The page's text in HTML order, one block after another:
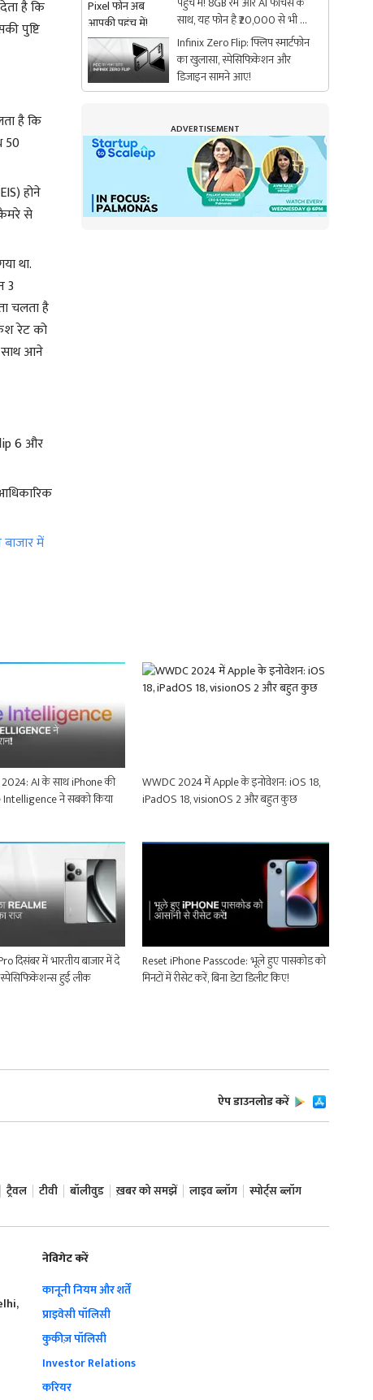
है कि
पुष्टि
है कि
50
होने
से
था.
3
चलता है
रेट को
साथ आने
6 और
में
साथ, यह फोन है ₹20,000 से भी कम
में
Infinix Zero Flip: फ्लिप स्मार्टफोन
का खुलासा, स्पेसिफिकेशन और
डिजाइन सामने आए!
ADVERTISEMENT
AI के साथ iPhone की
Intelligence ने सबको किया
WWDC 2024 में Apple के इनोवेशन: iOS 18,
iPadOS 18, visionOS 2 और बहुत कुछ
दिसंबर में भारतीय बाजार में दे
हुईं लीक
Reset iPhone Passcode: भूले हुए पासकोड को
मिनटों में रीसेट करें, बिना डेटा डिलीट किए!
ऐप डाउनलोड करें
ट्रैवल टीवी बॉलीवुड ख़बर को समझें लाइव ब्लॉग स्पोर्ट्स ब्लॉग
नेविगेट करें
कानूनी नियम और शर्तें
प्राइवेसी पॉलिसी
कुकीज़ पॉलिसी
Investor Relations
करियर